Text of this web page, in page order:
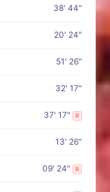
38' 44"
20' 24"
51' 26"
32' 17"
37' 17" R
13' 26"
09' 24" R